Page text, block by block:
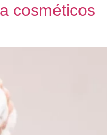
cosméticos